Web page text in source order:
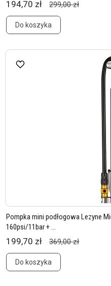
194,70 zł 299,00 zł
Do koszyka
Pompka mini podłogowa Lezyne
160psi/11bar + ...
199,70 zł 369,00 zł
Do koszyka